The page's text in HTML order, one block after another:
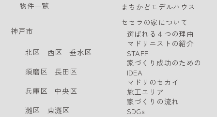
物件一覧
神戸市
北区 西区
垂水区
須磨区
長田区
兵庫区
中央区
灘区
東灘区
まちかどモデルハウス
セセラの家について
選ばれる４つの理由
マドリニストの紹介
STAFF
家づくり成功のための
IDEA
マドリのセカイ
施工エリア
家づくりの流れ
SDGs